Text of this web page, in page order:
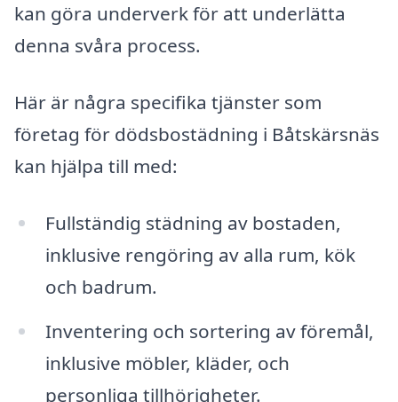
kan göra underverk för att underlätta
denna svåra process.
Här är några specifika tjänster som
företag för dödsbostädning i Båtskärsnäs
kan hjälpa till med:
Fullständig städning av bostaden,
inklusive rengöring av alla rum, kök
och badrum.
Inventering och sortering av föremål,
inklusive möbler, kläder, och
personliga tillhörigheter.